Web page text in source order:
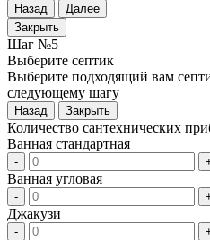
Назад
Далее
Закрыть
Шаг №5
Выберите септик
Выберите подходящий вам
следующему шагу
Назад Закрыть
Количество сантехнических
Ванная стандартная
-
Ванная угловая
-
Джакузи
-